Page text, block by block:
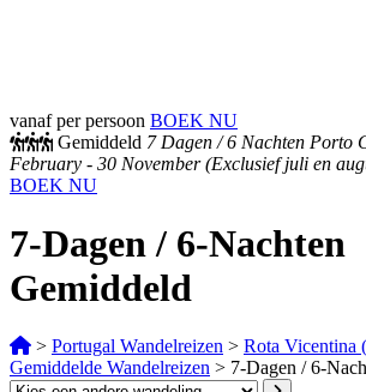
vanaf per persoon BOEK NU
Gemiddeld 7 Dagen /6 Nachten Porto
February - 30 November(Exclusief juli en
BOEK NU
7-Dagen / 6-Nachten
Gemiddeld
> Portugal Wandelreizen > Rota Vicentina
Gemiddelde Wandelreizen > 7-Dagen / 6-